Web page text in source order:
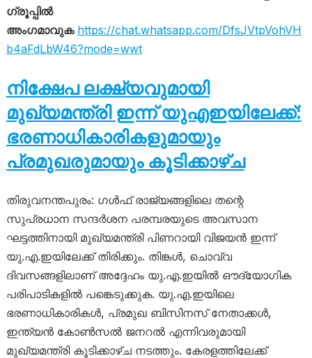
ഗ്രൂപ്പിൽ
അംഗമാവുക https://chat.whatsapp.com/DfsJVtpVohVH
b4aFdLbW46?mode=wwt
നിക്ഷേപ ലക്ഷ്യവുമായി
മുഖ്യമന്ത്രി ഇന്ന് യുഎഇയിലേക്ക്:
ഭരണാധികാരികളുമായും
പ്രമുഖരുമായും കൂടിക്കാഴ്ച
തിരുവനന്തപുരം: ഗൾഫ് രാജ്യങ്ങളിലെ തന്റെ
സുപ്രധാന സന്ദർശന പരമ്പരയുടെ അവസാന
ഘട്ടത്തിനായി മുഖ്യമന്ത്രി പിണറായി വിജയൻ ഇന്ന്
യു.എ.ഇയിലേക്ക് തിരിക്കും. തിങ്കൾ, ചൊവ്വ
ദിവസങ്ങളിലാണ് അദ്ദേഹം യു.എ.ഇയിൽ ഔദ്യോഗിക
പരിപാടികളിൽ പങ്കെടുക്കുക. യു.എ.ഇയിലെ
ഭരണാധികാരികൾ, പ്രമുഖ ബിസിനസ് നേതാക്കൾ,
ഇന്ത്യൻ കോൺസൽ ജനറൽ എന്നിവരുമായി
മുഖ്യമന്ത്രി കൂടിക്കാഴ്ച നടത്തും. കേരളത്തിലേക്ക്